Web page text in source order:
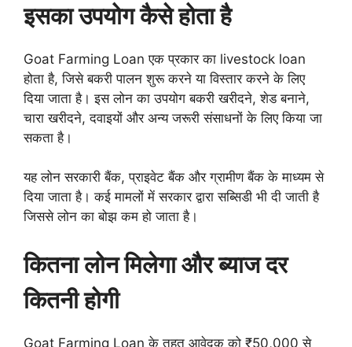
इसका उपयोग कैसे होता है
Goat Farming Loan एक प्रकार का livestock loan
होता है, जिसे बकरी पालन शुरू करने या विस्तार करने के लिए
दिया जाता है। इस लोन का उपयोग बकरी खरीदने, शेड बनाने,
चारा खरीदने, दवाइयों और अन्य जरूरी संसाधनों के लिए किया जा
सकता है।
यह लोन सरकारी बैंक, प्राइवेट बैंक और ग्रामीण बैंक के माध्यम से
दिया जाता है। कई मामलों में सरकार द्वारा सब्सिडी भी दी जाती है
जिससे लोन का बोझ कम हो जाता है।
कितना लोन मिलेगा और ब्याज दर
कितनी होगी
Goat Farming Loan के तहत आवेदक को ₹50,000 से